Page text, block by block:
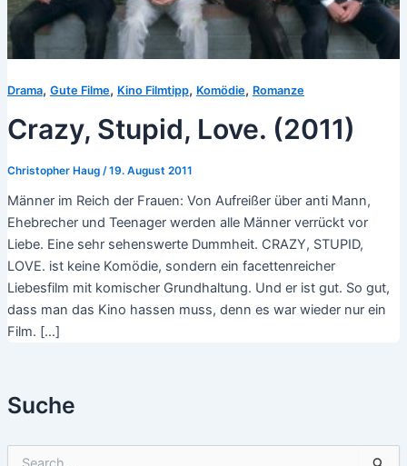
Suche
Drama, Gute Filme, Kino Filmtipp, Komödie, Romanze
Crazy, Stupid, Love. (2011)
Christopher Haug /19. August 2011
Männer im Reich der Frauen: Von Aufreißer über anti Mann,
Ehebrecher und Teenager werden alle Männer verrückt vor
Liebe. Eine sehr sehenswerte Dummheit. CRAZY, STUPID,
LOVE. ist keine Komödie, sondern ein facettenreicher
Liebesfilm mit komischer Grundhaltung. Und er ist gut. So gut,
dass man das Kino hassen muss, denn es war wieder nur ein
Film. […]